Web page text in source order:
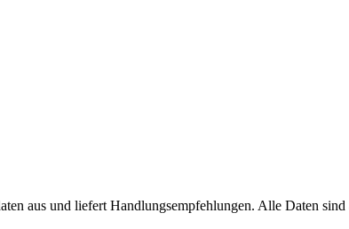
aus und liefert Handlungsempfehlungen. Alle Daten sind